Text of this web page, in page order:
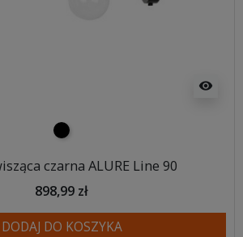
visibility
czarny
czarna ALURE Line 90
898,99 zł
DODAJ DO KOSZYKA